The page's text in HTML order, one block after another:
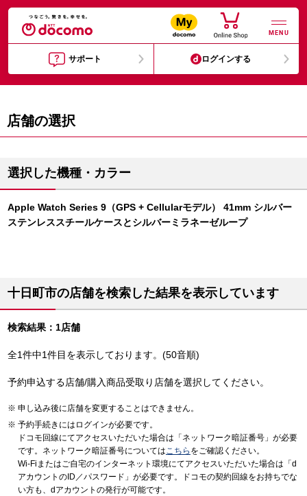
MENU
サポート ログインする
店舗の選択
選択した機種・カラー
Apple Watch Series 9（GPS + Cellularモデル） 41mm シルバー
ステンレススチールケースとシルバーミラネーゼループ
十日町市の店舗を検索した結果を表示しています
検索結果：1店舗
全1件中1件目を表示しております。(50音順)
予約申込する店舗/購入商品受取り店舗を選択してください。
申し込み後に店舗を変更することはできません。
予約手続きにはログインが必要です。
ドコモ回線にてアクセスいただいた場合は「ネットワーク暗証番号」が必要
です。ネットワーク暗証番号についてはこちら をご確認ください。
Wi-Fiまたはご自宅のインターネット環境にてアクセスいただいた場合は「d
アカウントのID／パスワード」が必要です。ドコモの契約回線をお持ちでな
い方も、dアカウントの発行が可能です。